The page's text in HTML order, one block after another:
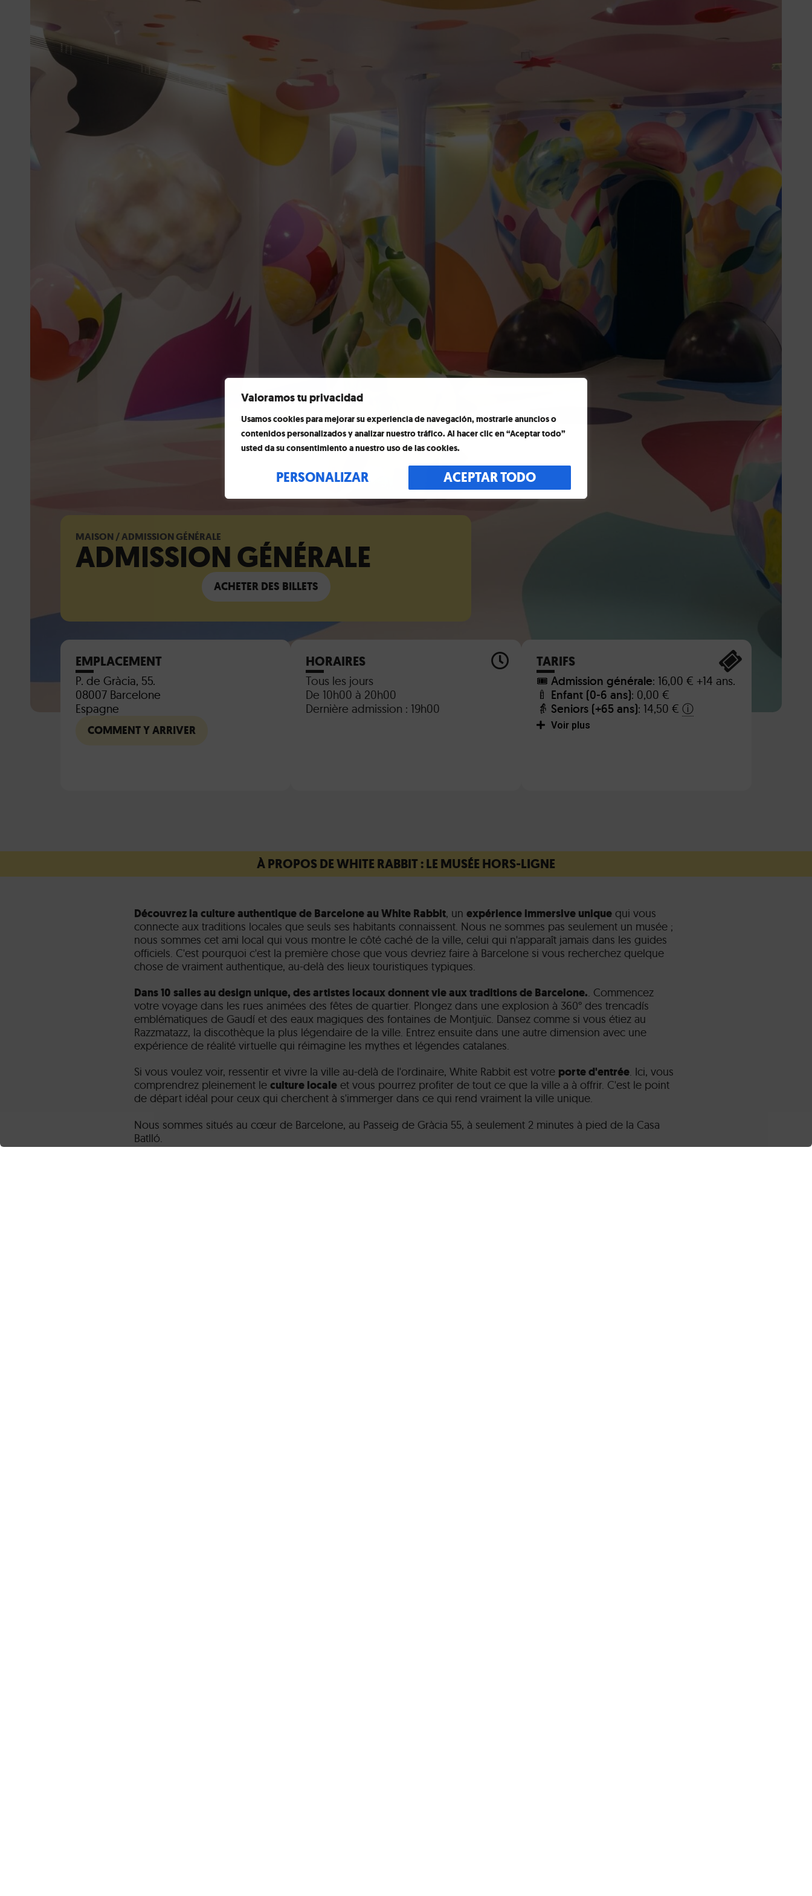
Valoramos tu privacidad
Usamos cookies para mejorar su experiencia de navegación, mostrarle anuncios o
contenidos personalizados y analizar nuestro tráfico. Al hacer clic en “Aceptar todo”
usted da su consentimiento a nuestro uso de las cookies.
PERSONALIZAR ACEPTAR TODO
MAISON/ ADMISSION GÉNÉRALE
ADMISSION GÉNÉRALE
ACHETER DES BILLETS
EMPLACEMENT
P. de Gràcia, 55.
08007 Barcelone
Espagne
COMMENT Y ARRIVER
HORAIRES
Tous les jours
De 10h00 à 20h00
Dernière admission : 19h00
TARIFS
🎟️ Admission générale: 16,00 € +14 ans.
🍼 Enfant (0-6 ans): 0,00 €
👵 Seniors (+65 ans): 14,50 € ⓘ
Voir plus
À PROPOS DE WHITE RABBIT : LE MUSÉE HORS-LIGNE
Découvrez la culture authentique de Barcelone au White Rabbit, un expérience immersive unique qui vous
connecte aux traditions locales que seuls ses habitants connaissent. Nous ne sommes pas seulement un musée ;
nous sommes cet ami local qui vous montre le côté caché de la ville, celui qui n'apparaît jamais dans les guides
officiels. C'est pourquoi c'est la première chose que vous devriez faire à Barcelone si vous recherchez quelque
chose de vraiment authentique, au-delà des lieux touristiques typiques.
Dans 10 salles au design unique, des artistes locaux donnent vie aux traditions de Barcelone.. Commencez
votre voyage dans les rues animées des fêtes de quartier. Plongez dans une explosion à 360° des trencadís
emblématiques de Gaudí et des eaux magiques des fontaines de Montjuïc. Dansez comme si vous étiez au
Razzmatazz, la discothèque la plus légendaire de la ville. Entrez ensuite dans une autre dimension avec une
expérience de réalité virtuelle qui réimagine les mythes et légendes catalanes.
Si vous voulez voir, ressentir et vivre la ville au-delà de l'ordinaire, White Rabbit est votre porte d'entrée. Ici, vous
comprendrez pleinement le culture locale et vous pourrez profiter de tout ce que la ville a à offrir. C'est le point
de départ idéal pour ceux qui cherchent à s'immerger dans ce qui rend vraiment la ville unique.
Nous sommes situés au cœur de Barcelone, au Passeig de Gràcia 55, à seulement 2 minutes à pied de la Casa
Batlló.